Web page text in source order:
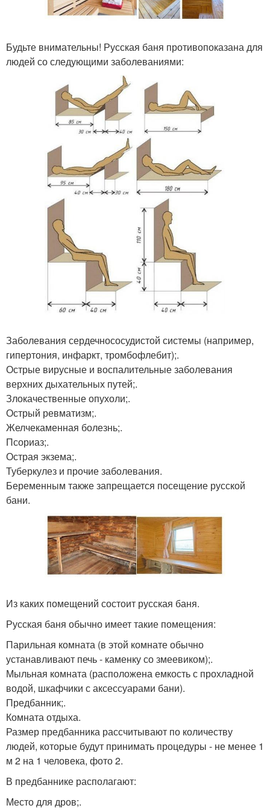
Будьте внимательны! Русская баня противопоказана для
людей со следующими заболеваниями:
Заболевания сердечнососудистой системы (например,
гипертония, инфаркт, тромбофлебит);.
Острые вирусные и воспалительные заболевания
верхних дыхательных путей;.
Злокачественные опухоли;.
Острый ревматизм;.
Желчекаменная болезнь;.
Псориаз;.
Острая экзема;.
Туберкулез и прочие заболевания.
Беременным также запрещается посещение русской
бани.
Из каких помещений состоит русская баня.
Русская баня обычно имеет такие помещения:
Парильная комната (в этой комнате обычно
устанавливают печь - каменку со змеевиком);.
Мыльная комната (расположена емкость с прохладной
водой, шкафчики с аксессуарами бани).
Предбанник;.
Комната отдыха.
Размер предбанника рассчитывают по количеству
людей, которые будут принимать процедуры - не менее 1
м 2 на 1 человека, фото 2.
В предбаннике располагают:
Место для дров;.